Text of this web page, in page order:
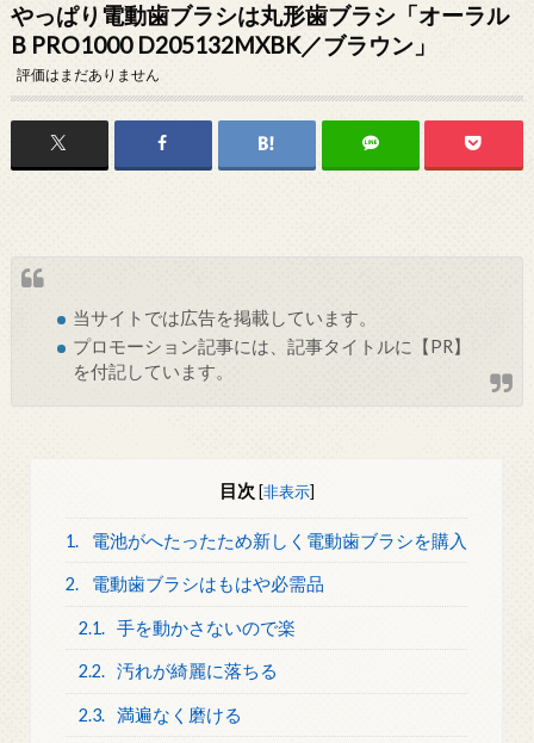
やっぱり電動歯ブラシは丸形歯ブラシ「オーラル
B PRO1000 D205132MXBK／ブラウン」
評価はまだありません
当サイトでは広告を掲載しています。
プロモーション記事には、記事タイトルに【PR】
を付記しています。
目次 [非表示]
1. 電池がへたったため新しく電動歯ブラシを購入
2. 電動歯ブラシはもはや必需品
2.1. 手を動かさないので楽
2.2. 汚れが綺麗に落ちる
2.3. 満遍なく磨ける